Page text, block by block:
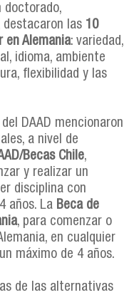
doctorado,
destacaron las 10
en Alemania: variedad,
idioma, ambiente
flexibilidad y las
DAAD mencionaron
a nivel de
Becas Chile,
y realizar un
disciplina con
años. La Beca de
, para comenzar o
en cualquier
máximo de 4 años.
de las alternativas